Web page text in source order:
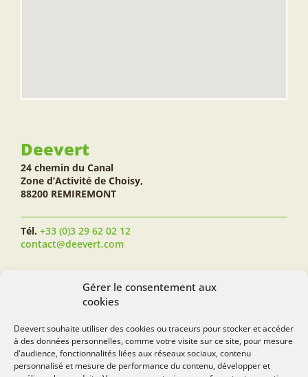
Gérer le consentement aux
cookies
Deevert souhaite utiliser des cookies ou traceurs pour stocker et accéder
à des données personnelles, comme votre visite sur ce site, pour mesure
d'audience, fonctionnalités liées aux réseaux sociaux, contenu
personnalisé et mesure de performance du contenu, développer et
Deevert
24 chemin du Canal
Zone d’Activité de Choisy,
88200 REMIREMONT
Tél. +33 (0)3 29 62 02 12
contact@deevert.com
SUIVEZ-NOUS...
deevert.com